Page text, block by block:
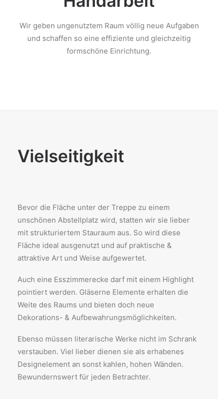
Wir geben ungenutztem Raum völlig neue Aufgaben
und schaffen so eine effiziente und gleichzeitig
formschöne Einrichtung.
Vielseitigkeit
Bevor die Fläche unter der Treppe zu einem
unschönen Abstellplatz wird, statten wir sie lieber
mit strukturiertem Stauraum aus. So wird diese
Fläche ideal ausgenutzt und auf praktische &
attraktive Art und Weise aufgewertet.
Auch eine Esszimmerecke darf mit einem Highlight
pointiert werden. Gläserne Elemente erhalten die
Weite des Raums und bieten doch neue
Dekorations- & Aufbewahrungsmöglichkeiten.
Ebenso müssen literarische Werke nicht im Schrank
verstauben. Viel lieber dienen sie als erhabenes
Designelement an sonst kahlen, hohen Wänden.
Bewundernswert für jeden Betrachter.